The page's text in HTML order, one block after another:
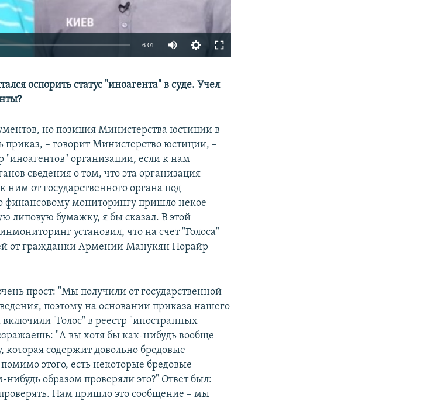
6:01
оспорить статус "иноагента" в суде. Учел
но позиция Министерства юстиции в
приказ, – говорит Министерство юстиции, –
"иноагентов" организации, если к нам
сведения о том, что эта организация
ним от государственного органа под
финансовому мониторингу пришло некое
липовую бумажку, я бы сказал. В этой
установил, что на счет "Голоса"
от гражданки Армении Манукян Норайр
прост: "Мы получили от государственной
поэтому на основании приказа нашего
"Голос" в реестр "иностранных
"А вы хотя бы как-нибудь вообще
которая содержит довольно бредовые
этого, есть некоторые бредовые
образом проверяли это?" Ответ был:
Нам пришло это сообщение – мы